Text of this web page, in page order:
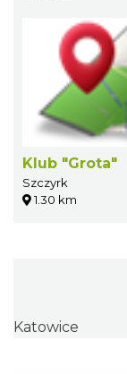
Klub "Grota"
Szczyrk
1.30 km
Katowice